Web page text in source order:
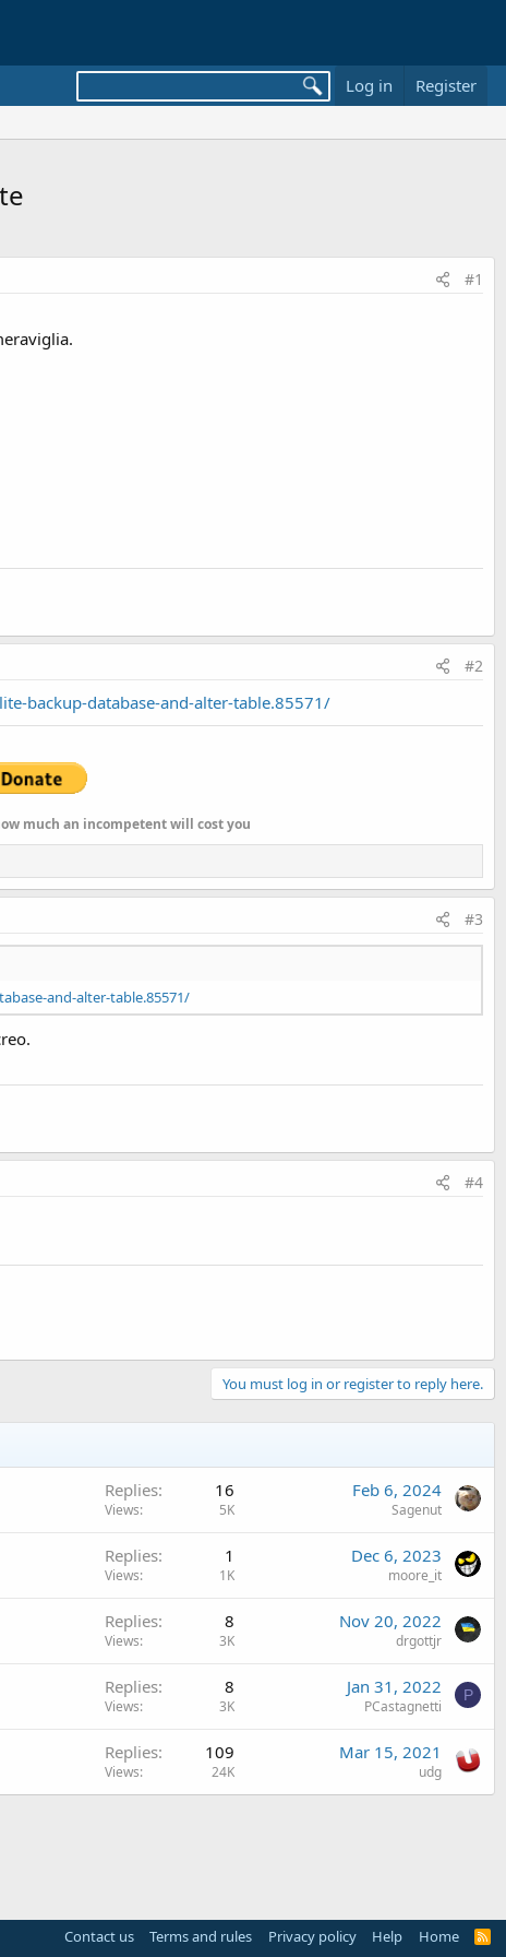
Log in Register
#1
#2
backup-database-and-alter-table.85571/
much an incompetent will cost you
#3
and-alter-table.85571/
#4
You must log in or register to reply here.
Replies 16
Views 5K
Feb 6, 2024
Sagenut
Replies 1
Views 1K
Dec 6, 2023
moore_it
Replies 8
Views 3K
Nov 20, 2022
drgottjr
Replies 8
Views 3K
Jan 31, 2022
PCastagnetti
P
Replies 109
Views 24K
Mar 15, 2021
udg
Contact us Terms and rules Privacy policy Help Home
R